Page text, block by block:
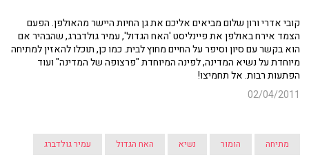
קובי אדרי ורון שלום מביאים אליכם את גן החיות היישר מהאולפן. הפעם
הצמד אירח באולפן את פיינליסט 'האח הגדול', עמיר גולדברג, שהבהיר אם
הוא בקשר עם סיון וסיפר על החיים מחוץ לבית. כמו כן, תוכלו להאזין למתיחה
מיוחדת על נשיא המדינה, לפינה המיוחדת "פרצופה של המדינה" ועוד
הפתעות רבות. אל תחמיצו!
02/04/2011
מתיחה הומור נשיא האח הגדול עמיר גולדברג